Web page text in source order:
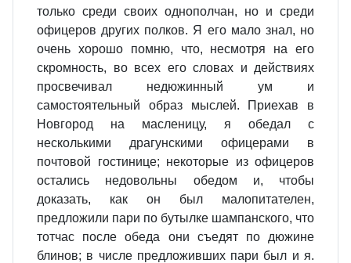
только среди своих однополчан, но и среди
офицеров других полков. Я его мало знал, но
очень хорошо помню, что, несмотря на его
скромность, во всех его словах и действиях
просвечивал недюжинный ум и
самостоятельный образ мыслей. Приехав в
Новгород на масленицу, я обедал с
несколькими драгунскими офицерами в
почтовой гостинице; некоторые из офицеров
остались недовольны обедом и, чтобы
доказать, как он был малопитателен,
предложили пари по бутылке шампанского, что
тотчас после обеда они съедят по дюжине
блинов; в числе предложивших пари был и я.